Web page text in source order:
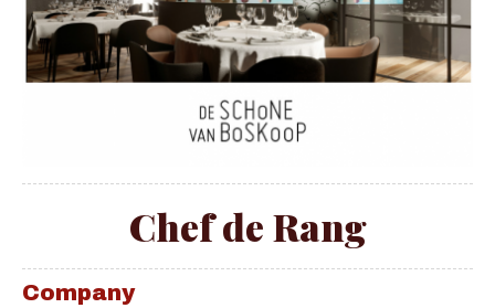
Chef de Rang
Company